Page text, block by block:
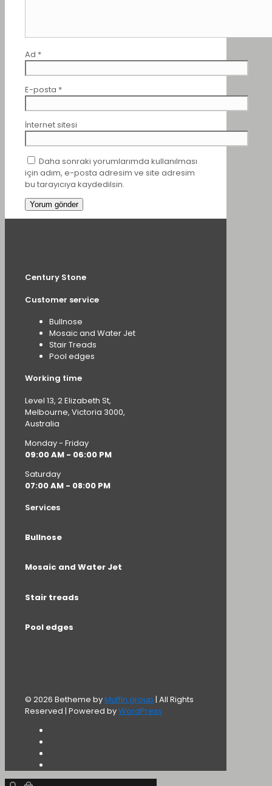
Ad *
E-posta *
İnternet sitesi
Daha sonraki yorumlarımda kullanılması
için adım, e-posta adresim ve site adresim
bu tarayıcıya kaydedilsin.
Century Stone
Customer service
Bullnose
Mosaic and Water Jet
Stair Treads
Pool edges
Working time
Level 13, 2 Elizabeth St,
Melbourne, Victoria 3000,
Australia
Monday - Friday
09:00 AM - 06:00 PM
Saturday
07:00 AM - 08:00 PM
Services
Bullnose
Mosaic and Water Jet
Stair treads
Pool edges
© 2026 Betheme byMuffin group | All Rights
Reserved | Powered byWordPress